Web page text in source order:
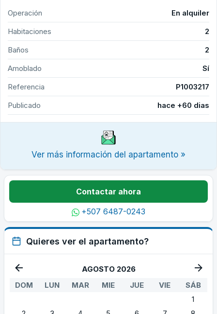
Operación
En alquiler
Habitaciones
2
Baños
2
Amoblado
Sí
Referencia
P1003217
Publicado
hace +60 dias
Ver más información del apartamento »
Contactar ahora
+507 6487-0243
Quieres ver el apartamento?
AGOSTO 2026
DOM
LUN MAR MIE JUE VIE
SÁB
1